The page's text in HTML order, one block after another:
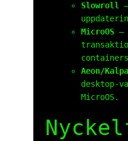
Slowroll
MicroOS –
Aeon/Kalpa
desktop-
MicroOS.